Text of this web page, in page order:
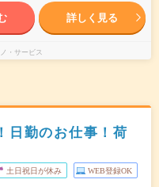
詳しく見る
・サービス
日勤のお仕事！荷
土日祝日が休み WEB登録OK